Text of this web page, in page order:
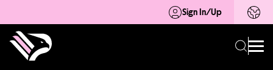
Sign In/Up